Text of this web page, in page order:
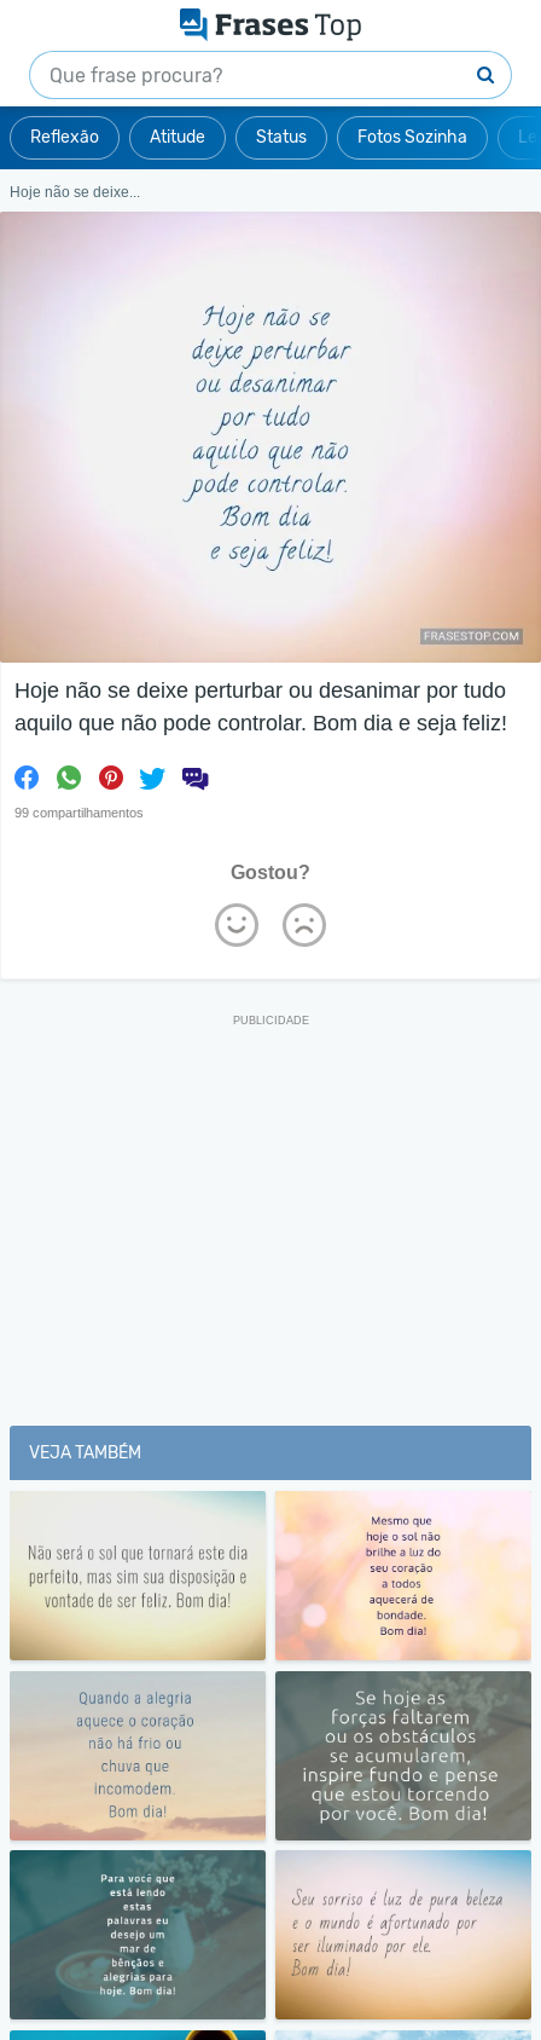
Reflexão Atitude Status Fotos Sozinha
Hoje não se deixe...
Hoje não se deixe perturbar ou desanimar por tudo
aquilo que não pode controlar. Bom dia e seja feliz!
99 compartilhamentos
Gostou?
VEJA TAMBÉM